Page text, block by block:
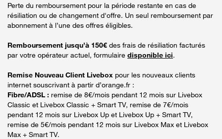
Perte du remboursement pour la période restante en cas de
résiliation ou de changement d'offre. Un seul remboursement par
abonnement à l’une des offres éligibles.
Remboursement jusqu’à 150€ des frais de résiliation facturés
par votre opérateur actuel, formulaire disponible ici.
Remise Nouveau Client Livebox pour les nouveaux clients
internet souscrivant à partir d’orange.fr :
Fibre/ADSL : remise de 8€/mois pendant 12 mois sur Livebox
Classic et Livebox Classic + Smart TV, remise de 7€/mois
pendant 12 mois sur Livebox Up et Livebox Up + Smart TV,
remise de 5€/mois pendant 12 mois sur Livebox Max et Livebox
Max + Smart TV.